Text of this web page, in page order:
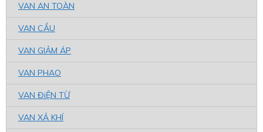
VAN AN TOÀN
VAN CẦU
VAN GIẢM ÁP
VAN PHAO
VAN ĐiỆN TỪ
VAN XẢ KHÍ